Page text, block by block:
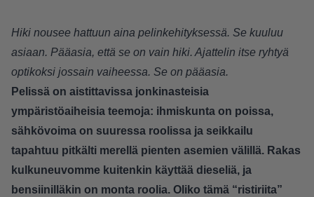
Hiki nousee hattuun aina pelinkehityksessä. Se kuuluu
asiaan. Pääasia, että se on vain hiki. Ajattelin itse ryhtyä
optikoksi jossain vaiheessa. Se on pääasia.
Pelissä on aistittavissa jonkinasteisia
ympäristöaiheisia teemoja: ihmiskunta on poissa,
sähkövoima on suuressa roolissa ja seikkailu
tapahtuu pitkälti merellä pienten asemien välillä. Rakas
kulkuneuvomme kuitenkin käyttää dieseliä, ja
bensiinilläkin on monta roolia. Oliko tämä “ristiriita”